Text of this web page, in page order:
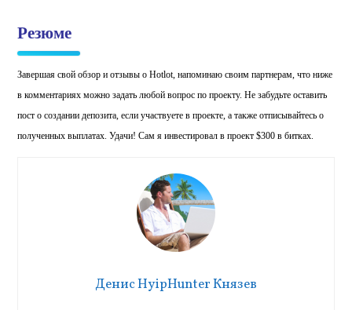
Резюме
Завершая свой обзор и отзывы о Hotlot, напоминаю своим партнерам, что ниже
в комментариях можно задать любой вопрос по проекту. Не забудьте оставить
пост о создании депозита, если участвуете в проекте, а также отписывайтесь о
полученных выплатах. Удачи! Сам я инвестировал в проект $300 в битках.
Денис HyipHunter Князев